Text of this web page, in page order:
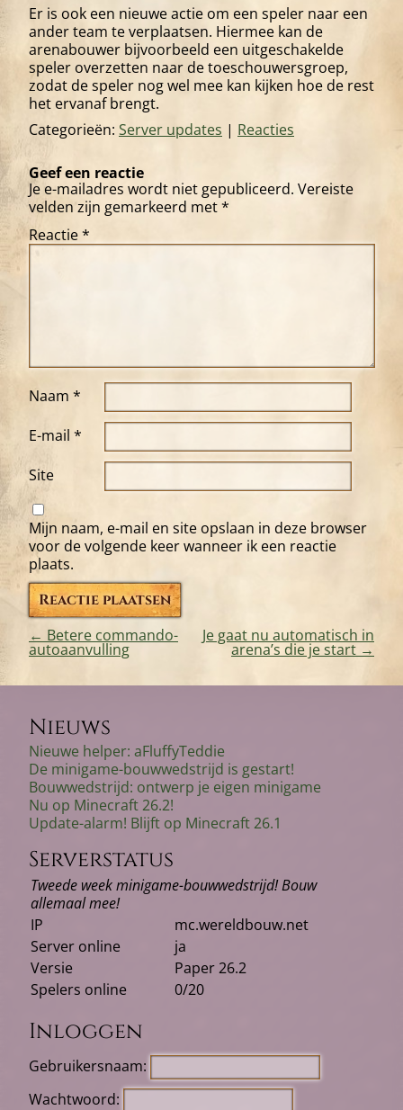
Er is ook een nieuwe actie om een speler naar een
ander team te verplaatsen. Hiermee kan de
arenabouwer bijvoorbeeld een uitgeschakelde
speler overzetten naar de toeschouwersgroep,
zodat de speler nog wel mee kan kijken hoe de rest
het ervanaf brengt.
Categorieën: Server updates | Reacties
Geef een reactie
Je e-mailadres wordt niet gepubliceerd. Vereiste
velden zijn gemarkeerd met*
Reactie*
Naam *
E-mail *
Site
Mijn naam, e-mail en site opslaan in deze browser
voor de volgende keer wanneer ik een reactie
plaats.
Bericht
navigatie
← Betere commando-
autoaanvulling
Je gaat nu automatisch in
arena’s die je start→
Nieuws
Nieuwe helper: aFluffyTeddie
De minigame-bouwwedstrijd is gestart!
Bouwwedstrijd: ontwerp je eigen minigame
Nu op Minecraft 26.2!
Update-alarm! Blijft op Minecraft 26.1
Serverstatus
Tweede week minigame-bouwwedstrijd! Bouw
allemaal mee!
IP
mc.wereldbouw.net
Server online
ja
Versie
Paper 26.2
Spelers online
0/20
Inloggen
Gebruikersnaam:
Wachtwoord: